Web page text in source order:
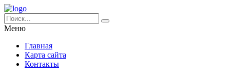
Меню
Главная
Карта сайта
Контакты